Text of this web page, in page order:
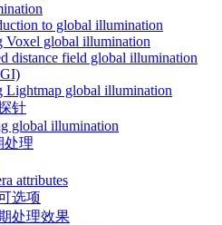
to global illumination
Voxel global illumination
distance field global illumination
Lightmap global illumination
针
global illumination
处理
attributes
选项
处理效果